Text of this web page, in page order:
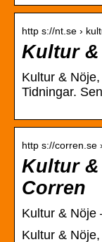
http s://nt.se ›
Kultur &
Kultur &
Tidningar.
http s://corren.se
Kultur &
Corren
Kultur & Nöje
Kultur &